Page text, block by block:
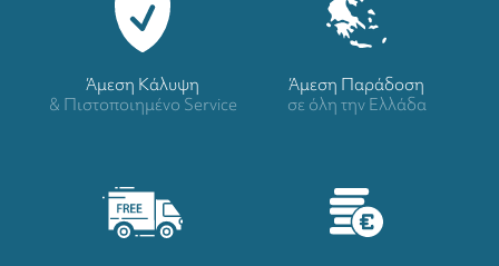
Άμεση Κάλυψη
& Πιστοποιημένο Service
Άμεση Παράδοση
σε όλη την Ελλάδα